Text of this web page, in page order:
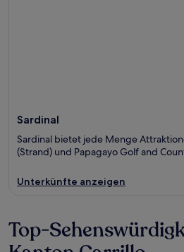
Sardinal
Sardinal bietet jede Menge
(Strand) und Papagayo Golf and
Unterkünfte anzeigen
Top-